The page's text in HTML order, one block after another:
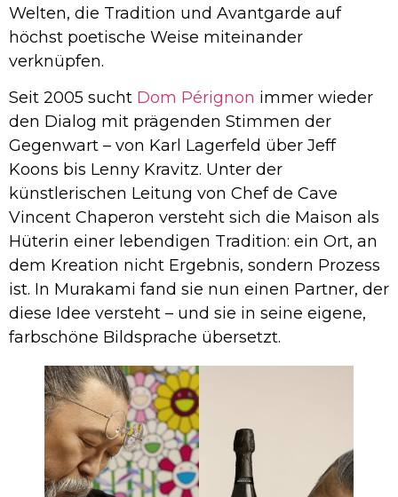
Welten, die Tradition und Avantgarde auf
höchst poetische Weise miteinander
verknüpfen.
Seit 2005 sucht Dom Pérignon immer wieder
den Dialog mit prägenden Stimmen der
Gegenwart – von Karl Lagerfeld über Jeff
Koons bis Lenny Kravitz. Unter der
künstlerischen Leitung von Chef de Cave
Vincent Chaperon versteht sich die Maison als
Hüterin einer lebendigen Tradition: ein Ort, an
dem Kreation nicht Ergebnis, sondern Prozess
ist. In Murakami fand sie nun einen Partner, der
diese Idee versteht – und sie in seine eigene,
farbschöne Bildsprache übersetzt.